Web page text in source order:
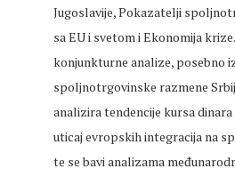
Jugoslavije, Pokazatelji
sa EU i svetom i Ekonomija
konjunkturne analize, posebno
spolјnotrgovinske razmene
analizira tendencije kursa
uticaj evropskih integracija na
te se bavi analizama